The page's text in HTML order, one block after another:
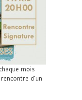
mois
d'un